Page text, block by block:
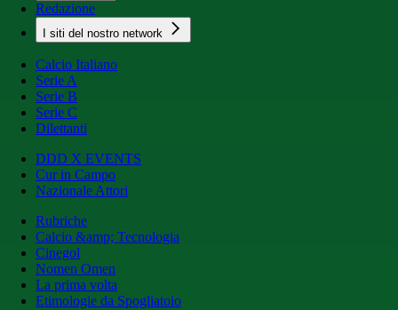
Redazione
I siti del nostro network
Calcio Italiano
Serie A
Serie B
Serie C
Dilettanti
DDD X EVENTS
Cur in Campo
Nazionale Attori
Rubriche
Calcio &amp; Tecnologia
Cinegol
Nomen Omen
La prima volta
Etimologie da Spogliatoio